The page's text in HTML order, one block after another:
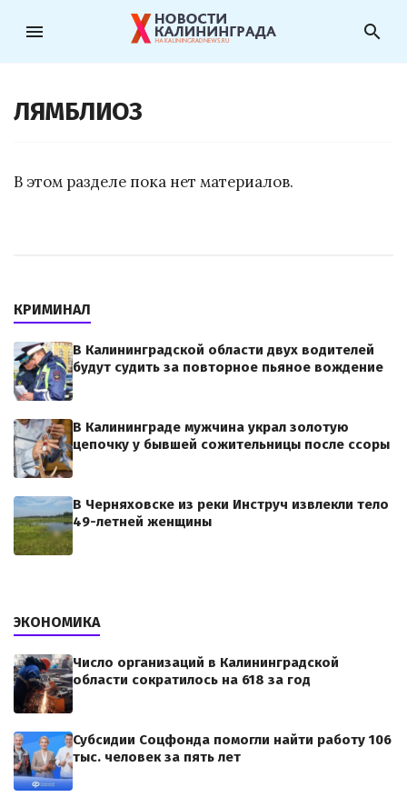
menu search
ЛЯМБЛИОЗ
В этом разделе пока нет материалов.
КРИМИНАЛ
В Калининградской области двух водителей
будут судить за повторное пьяное вождение
В Калининграде мужчина украл золотую
цепочку у бывшей сожительницы после ссоры
В Черняховске из реки Инструч извлекли тело
49-летней женщины
ЭКОНОМИКА
Число организаций в Калининградской
области сократилось на 618 за год
Субсидии Соцфонда помогли найти работу 106
тыс. человек за пять лет